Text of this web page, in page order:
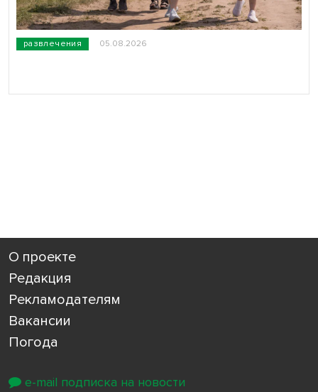
развлечения 05.08.2026
О проекте
Редакция
Рекламодателям
Вакансии
Погода
e-mail подписка на новости